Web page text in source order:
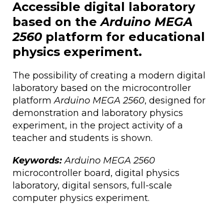
Accessible digital laboratory
based on theArduino MEGA
2560 platform for educational
physics experiment.
The possibility of creating a modern digital
laboratory based on the microcontroller
platformArduino MEGA 2560, designed for
demonstration and laboratory physics
experiment, in the project activity of a
teacher and students is shown.
Keywords: Arduino MEGA 2560
microcontroller board, digital physics
laboratory, digital sensors, full-scale
computer physics experiment.